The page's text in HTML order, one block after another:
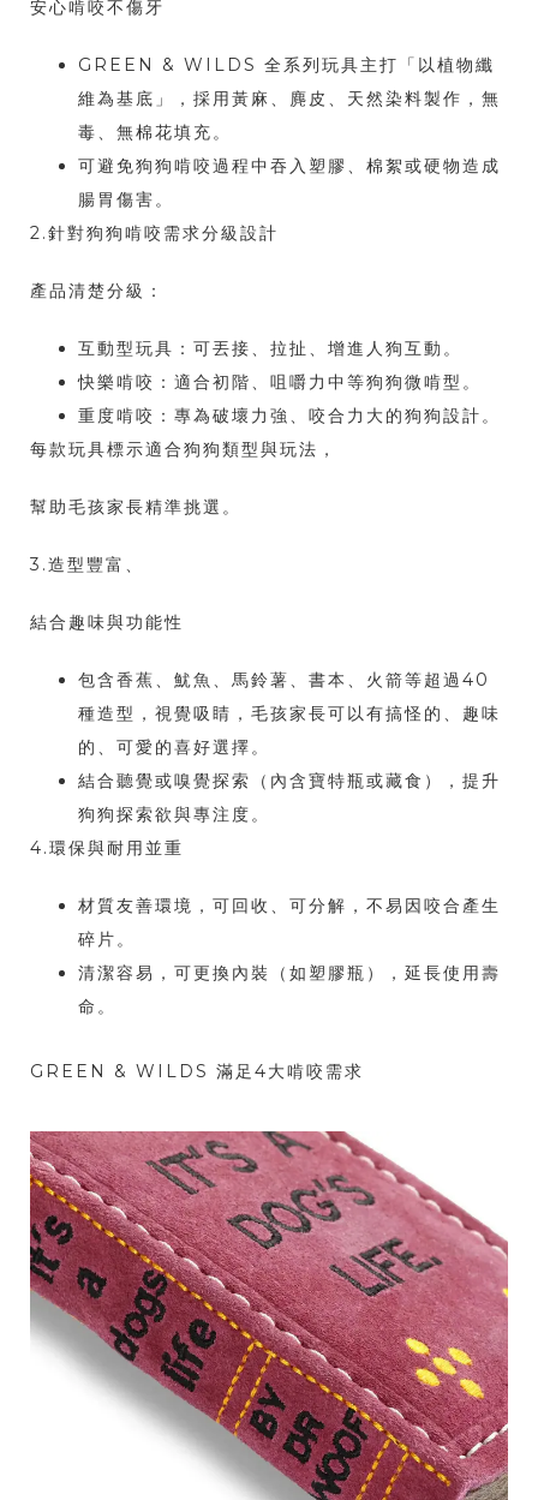
安心啃咬不傷牙
GREEN & WILDS 全系列玩具主打「以植物纖
維為基底」，採用黃麻、麂皮、天然染料製作，無
毒、無棉花填充。
可避免狗狗啃咬過程中吞入塑膠、棉絮或硬物造成
腸胃傷害。
2.針對狗狗啃咬需求分級設計
產品清楚分級：
互動型玩具：可丟接、拉扯、增進人狗互動。
快樂啃咬：適合初階、咀嚼力中等狗狗微啃型。
重度啃咬：專為破壞力強、咬合力大的狗狗設計。
每款玩具標示適合狗狗類型與玩法，
幫助毛孩家長精準挑選。
3.造型豐富、
結合趣味與功能性
包含香蕉、魷魚、馬鈴薯、書本、火箭等超過40
種造型，視覺吸睛，毛孩家長可以有搞怪的、趣味
的、可愛的喜好選擇。
結合聽覺或嗅覺探索（內含寶特瓶或藏食），提升
狗狗探索欲與專注度。
4.環保與耐用並重
材質友善環境，可回收、可分解，不易因咬合產生
碎片。
清潔容易，可更換內裝（如塑膠瓶），延長使用壽
命。
GREEN & WILDS 滿足4大啃咬需求